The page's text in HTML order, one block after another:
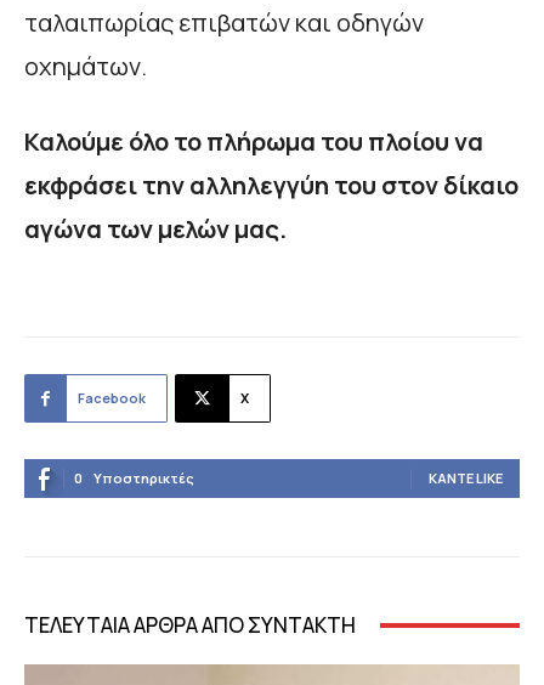
ταλαιπωρίας επιβατών και οδηγών
οχημάτων.
Καλούμε όλο το πλήρωμα του πλοίου να
εκφράσει την αλληλεγγύη του στον δίκαιο
αγώνα των μελών μας.
Facebook X
0 Υποστηρικτές ΚΆΝΤΕ LIKE
ΤΕΛΕΥΤΑΙΑ ΑΡΘΡΑ ΑΠΟ ΣΥΝΤΑΚΤΗ